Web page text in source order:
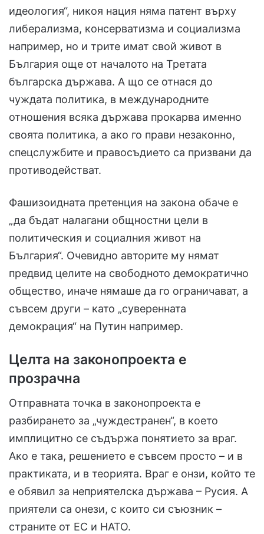
идеология“, никоя нация няма патент върху
либерализма, консерватизма и социализма
например, но и трите имат свой живот в
България още от началото на Третата
българска държава. А що се отнася до
чуждата политика, в международните
отношения всяка държава прокарва именно
своята политика, а ако го прави незаконно,
спецслужбите и правосъдието са призвани да
противодействат.
Фашизоидната претенция на закона обаче е
„да бъдат налагани общностни цели в
политическия и социалния живот на
България“. Очевидно авторите му нямат
предвид целите на свободното демократично
общество, иначе нямаше да го ограничават, а
съвсем други – като „суверенната
демокрация“ на Путин например.
Целта на законопроекта е
прозрачна
Отправната точка в законопроекта е
разбирането за „чуждестранен“, в което
имплицитно се съдържа понятието за враг.
Ако е така, решението е съвсем просто – и в
практиката, и в теорията. Враг е онзи, който те
е обявил за неприятелска държава – Русия. А
приятели са онези, с които си съюзник –
страните от ЕС и НАТО.